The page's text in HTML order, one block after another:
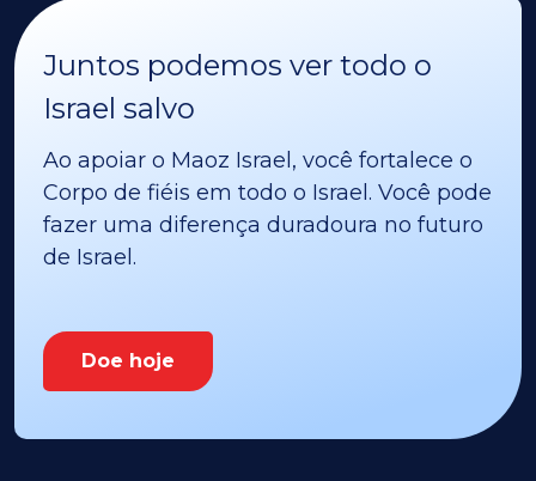
Juntos podemos ver todo o
Israel salvo
Ao apoiar o Maoz Israel, você fortalece o
Corpo de fiéis em todo o Israel. Você pode
fazer uma diferença duradoura no futuro
de Israel.
Doe hoje